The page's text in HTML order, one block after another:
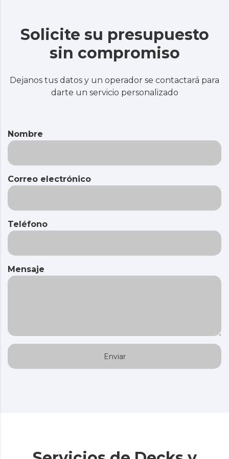
Solicite su presupuesto
sin compromiso
Dejanos tus datos y un operador se contactará para
darte un servicio personalizado
Nombre
Correo electrónico
Teléfono
Mensaje